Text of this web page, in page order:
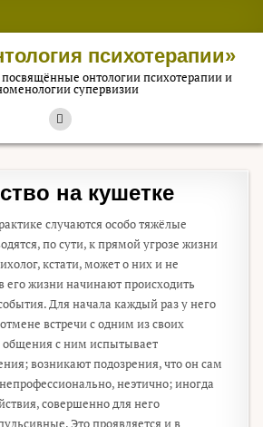
психотерапии»
онтологии психотерапии и
супервизии
на кушетке
случаются особо тяжёлые
по сути, к прямой угрозе жизни
кстати, может о них и не
его жизни начинают происходить
Для начала каждый раз у него
встречи с одним из своих
общения с ним испытывает
возникают подозрения, что он сам
неэтично; иногда
совершенно для него
Это проявляется и в